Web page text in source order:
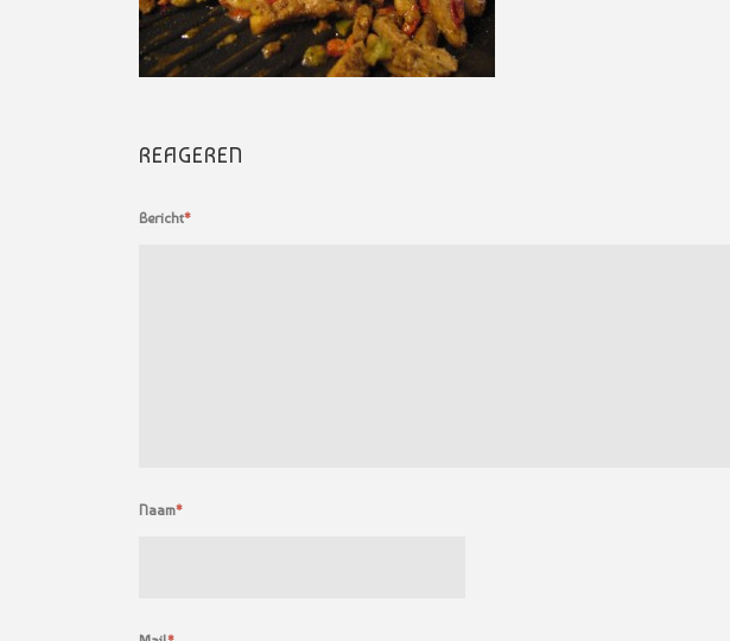
REAGEREN
Bericht*
Naam*